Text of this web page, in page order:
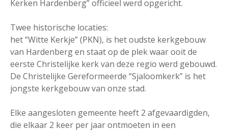
Kerken Hardenberg” officieel werd opgericht.
Twee historische locaties:
het “Witte Kerkje” (PKN), is het oudste kerkgebouw
van Hardenberg en staat op de plek waar ooit de
eerste Christelijke kerk van deze regio werd gebouwd.
De Christelijke Gereformeerde “Sjaloomkerk” is het
jongste kerkgebouw van onze stad.
Elke aangesloten gemeente heeft 2 afgevaardigden,
die elkaar 2 keer per jaar ontmoeten in een